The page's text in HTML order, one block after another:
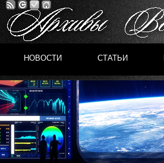
НОВОСТИ СТАТЬИ